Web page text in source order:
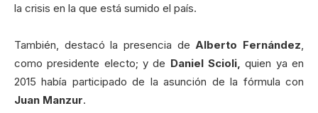
la crisis en la que está sumido el país.
También, destacó la presencia de Alberto Fernández
como presidente electo; y de Daniel Scioli, quien ya en
2015 había participado de la asunción de la fórmula con
Juan Manzur.